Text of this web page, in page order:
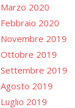
Marzo 2020
Febbraio 2020
Novembre 2019
Ottobre 2019
Settembre 2019
Agosto 2019
Luglio 2019